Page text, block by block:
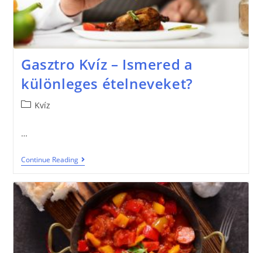
Gasztro Kvíz – Ismered a
különleges ételneveket?
Kvíz
…
Continue Reading